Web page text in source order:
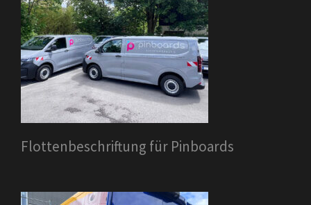
Flottenbeschriftung für Pinboards